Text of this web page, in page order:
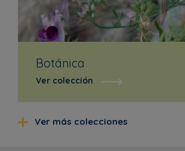
Botánica
Ver colección
Ver más colecciones